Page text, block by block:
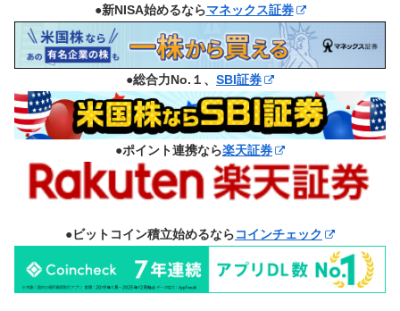
●新NISA始めるならマネックス証券
●総合力No.１、 SBI証券
●ポイント連携なら楽天証券
●ビットコイン積立始めるならコインチェック